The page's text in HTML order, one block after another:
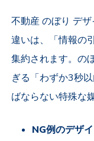
不動産 のぼり デ
違いは、「情報の
集約されます。の
ぎる「わずか3秒
ばならない特殊な
NG例のデザイ